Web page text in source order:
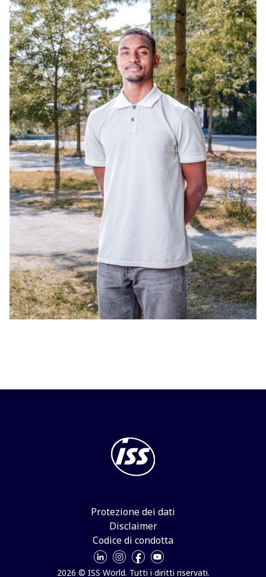
2026 © ISS World. Tutti i diritti riservati.
Protezione dei dati
Disclaimer
Codice di condotta